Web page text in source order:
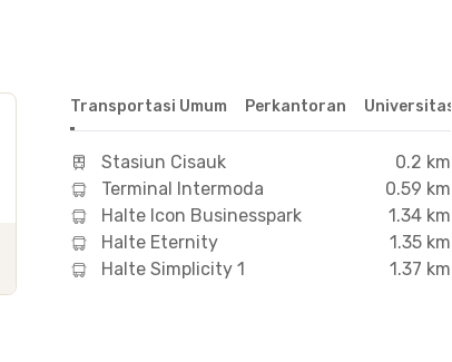
Transportasi Umum Perkantoran Universitas
Stasiun Cisauk
0.2 km
Terminal Intermoda
0.59 km
Halte Icon Businesspark
1.34 km
Halte Eternity
1.35 km
Halte Simplicity 1
1.37 km